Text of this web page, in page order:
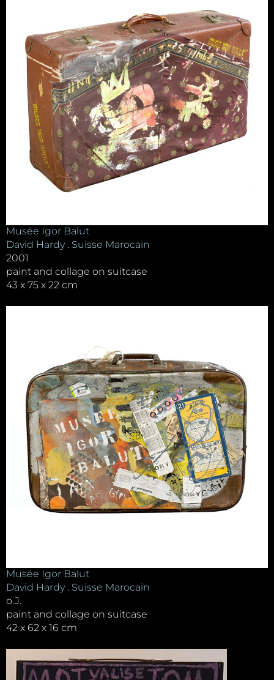
Musée Igor Balut
David Hardy . Suisse Marocain
2001
paint and collage on suitcase
43 x 75 x 22 cm
Musée Igor Balut
David Hardy . Suisse Marocain
o.J.
paint and collage on suitcase
42 x 62 x 16 cm